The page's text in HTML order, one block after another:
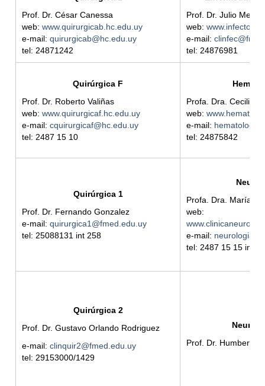
Prof. Dr. César Canessa
web:www.quirurgicab.hc.edu.uy
e-mail:quirurgicab@hc.edu.uy
tel: 24871242
Prof. Dr. Julio
web:
e-mail:
tel: 24876981
Quirúrgica F
Prof. Dr. Roberto Valiñas
web:www.quirurgicaf.hc.edu.uy
e-mail:cquirurgicaf@hc.edu.uy
tel: 2487 15 10
Profa. Dra. Cecilia
web:
e-mail:
tel: 24875842
Quirúrgica 1
Prof. Dr. Fernando Gonzalez
e-mail:quirurgica1@fmed.edu.uy
tel: 25088131 int 258
Profa. Dra. María
web:
e-mail:
tel: 2487 15 15 int
Quirúrgica 2
Prof. Dr. Gustavo Orlando Rodriguez
e-mail:clinquir2@fmed.edu.uy
tel: 29153000/1429
Prof. Dr. Humberto